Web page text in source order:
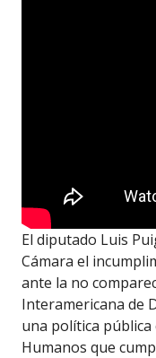
El diputado Luis
Cámara el
ante la no
Interamericana de
una política
Humanos que